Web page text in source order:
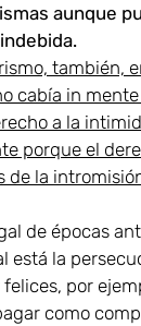
aunque
también,
cabía in
a la
porque el
de la
de épocas
está la
por
como